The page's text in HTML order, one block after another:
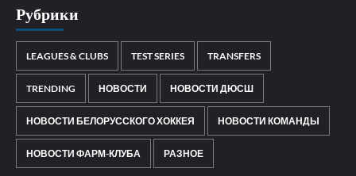
Рубрики
LEAGUES & CLUBS TEST SERIES TRANSFERS
TRENDING НОВОСТИ НОВОСТИ ДЮСШ
НОВОСТИ БЕЛОРУССКОГО ХОККЕЯ НОВОСТИ КОМАНДЫ
НОВОСТИ ФАРМ-КЛУБА РАЗНОЕ